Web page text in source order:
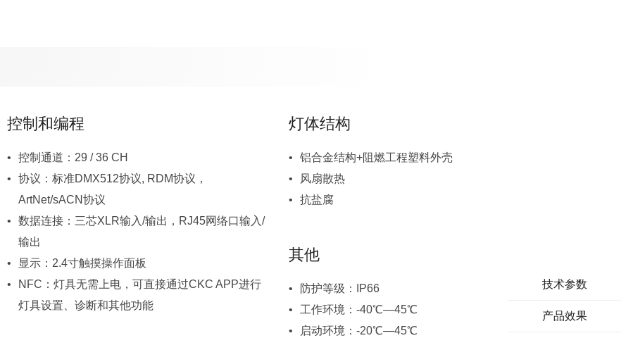
控制和编程
控制通道：29 / 36 CH
ArtNet/sACN协议
输出
显示：2.4寸触摸操作面板
灯具设置、诊断和其他功能
灯体结构
铝合金结构+阻燃工程塑料外壳
风扇散热
抗盐腐
其他
防护等级：IP66
工作环境：-40℃—45℃
启动环境：-20℃—45℃
技术参数
产品效果